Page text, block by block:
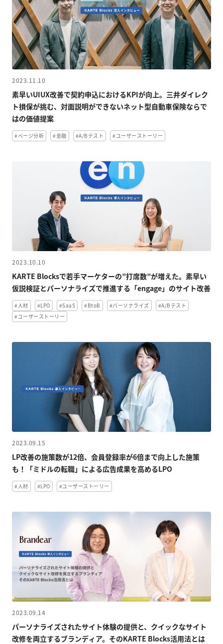
2023.11.10
素早いUIUX改善で契約申込におけるKPIが向上。三井ダイレク
ト損保が挑む、対面説明ができないネット型自動車保険ならで
はの価値提案
#ページ分析 #金融 #A/Bテスト #ユーザーストーリー
2023.10.10
KARTE Blocksで若手マーケターの”打席数”が増えた。素早い
仮説検証とパーソナライズで推進する「engage」のサイト改善
#人材 #LPO #SaaS #BtoB #パーソナライズ
#A/Bテスト
#ユーザーストーリー
2023.09.15
LP改善の施策数が12倍、会員登録率が6倍まで向上した施策
も！「ミドルの転職」による広告成果を高めるLPO
#人材 #LPO #ユーザーストーリー
2023.09.14
パーソナライズされたサイト体験の提供と、クイックなサイト
改修を両立するブランディア。そのKARTE Blocks活用法とは